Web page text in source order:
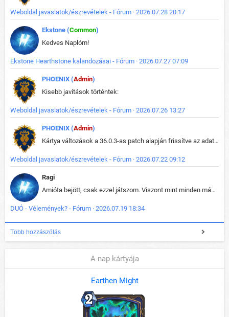
Weboldal javaslatok/észrevételek - Fórum · 2026.07.28 20:17
Ekstone (Common)
Kedves Naplóm!
Ekstone Hearthstone kalandozásai - Fórum · 2026.07.27 07:09
PHOENIX (Admin)
Kisebb javítások történtek:
Weboldal javaslatok/észrevételek - Fórum · 2026.07.26 13:27
PHOENIX (Admin)
Kártya változások a 36.0.3-as patch alapján frissítve az adatbázisban (képek is cserélve).
Weboldal javaslatok/észrevételek - Fórum · 2026.07.22 09:12
Ragi
Amióta bejött, csak ezzel játszom. Viszont mint minden más - akár az alapjáték is, ez is baromira összetett lett. Néha már pár kör után is esélytelen az egész. Vagy irreállisan túltápol valaki, vagy lelép a partner, vagy csak hülye mint a segg. És amikor eljönne az én időm, na akkor jön el mindenki másé is. Engem jobban érdekelne, hogy ki milyen ratingen szokott játszani. Na ez lenne egy érdekes adat.
DUÓ - Vélemények? - Fórum · 2026.07.19 18:34
Több hozzászólás
A nap kártyája
Earthen Might